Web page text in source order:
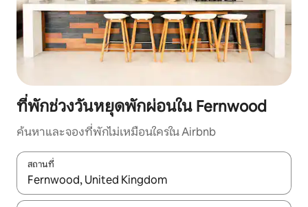
ที่พักช่วงวันหยุดพักผ่อนใน Fernwood
ค้นหาและจองที่พักไม่เหมือนใครใน Airbnb
สถานที่
ใช้ลูกศรขึ้นลง หรือใช้การสัมผัสหรือปัด เพื่อสำรวจผลการค้นหา